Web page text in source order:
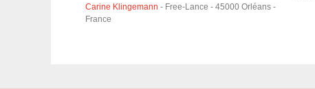
Carine Klingemann - Free-Lance - 45000 Orléans -
France